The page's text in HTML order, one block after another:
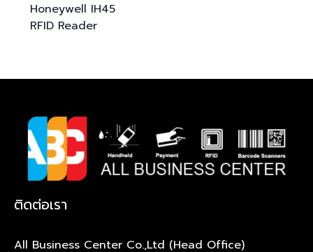
Honeywell IH45
RFID Reader
ติดต่อเรา
All Business Center Co.,Ltd (Head Office)